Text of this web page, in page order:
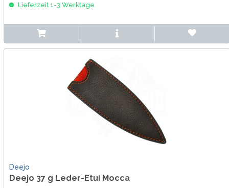
Lieferzeit 1-3 Werktage
Deejo
Deejo 37 g Leder-Etui Mocca